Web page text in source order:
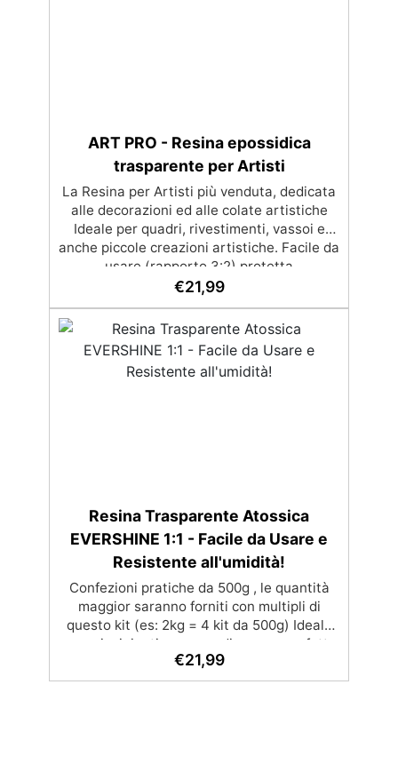
ART PRO - Resina epossidica
trasparente per Artisti
La Resina per Artisti più venduta, dedicata
alle decorazioni ed alle colate artistiche
Ideale per quadri, rivestimenti, vassoi e
anche piccole creazioni artistiche. Facile da
usare (rapporto 3:2) protetta
dall’ingiallimento grazie agli speciali filtri
mantenendo i design precisi e puliti.
Indurisce in 12-24h garantendo una
superficie lucida e brillante
€21,99
Resina Trasparente Atossica
EVERSHINE 1:1 - Facile da Usare e
Resistente all'umidità!
Confezioni pratiche da 500g , le quantità
maggior saranno forniti con multipli di
questo kit (es: 2kg = 4 kit da 500g) Ideale
per principianti: a prova di errore, perfetta
per chi inizia. Sempre lucida: garantisce
una finitura brillante e uniforme in ogni
€21,99